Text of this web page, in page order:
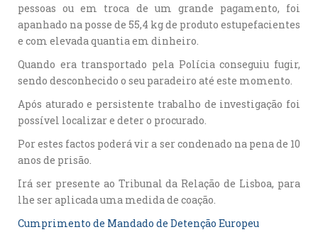
pessoas ou em troca de um grande pagamento, foi
apanhado na posse de 55,4 kg de produto estupefacientes
e com elevada quantia em dinheiro.
Quando era transportado pela Polícia conseguiu fugir,
sendo desconhecido o seu paradeiro até este momento.
Após aturado e persistente trabalho de investigação foi
possível localizar e deter o procurado.
Por estes factos poderá vir a ser condenado na pena de 10
anos de prisão.
Irá ser presente ao Tribunal da Relação de Lisboa, para
lhe ser aplicada uma medida de coação.
Cumprimento de Mandado de Detenção Europeu